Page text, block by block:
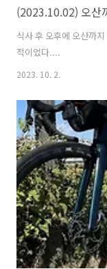
(2023.10.02) 오산
식사 후 오후에 오산까
적이었다....
2023. 10. 2.